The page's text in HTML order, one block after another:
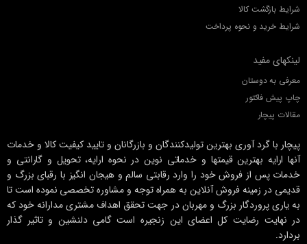
شرایط بازگشت کالا
شرایط خرید و نحوه پرداخت
لینکهای مفید
معرفی به دوستان
چاپ پیش فاکتور
مقالات پیچار
پیچار با گرد آوری بهترین تولیدکنندگان و بازرگانان و تایید کیفیت کالا و خدمات
آنها ارایه بهترین قیمتها و خدماتی نوین در نحوه ارایه، تحویل و گارانتی و
خدمات پس از فروش خود را وارد رقابتی سالم و هیجان انگیز با رقبای بزرگ و
قدیمی در زمینه فروش آنلاین به همراه توجه و مشاوره تخصصی نموده است تا
به یاری پروردگار بزرگ و مهربان در جهت تحقق اهداف مشتری مدارانه خود که
در نهایت رضایت کل اعضای این زنجیره است گامی دلنشین و تاثیر گذار
بردارد.